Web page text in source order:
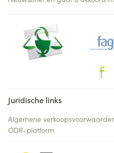
Juridische links
Algemene
ODR-platform